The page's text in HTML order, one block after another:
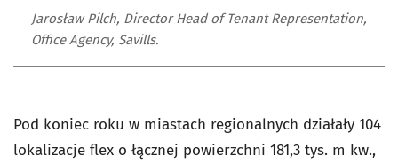
Jarosław Pilch, Director Head of Tenant Representation,
Office Agency, Savills.
Pod koniec roku w miastach regionalnych działały 104
lokalizacje flex o łącznej powierzchni 181,3 tys. m kw.,